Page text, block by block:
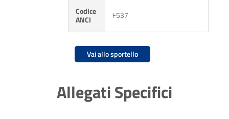
Codice
ANCI F537
Vai allo sportello
Allegati Specifici